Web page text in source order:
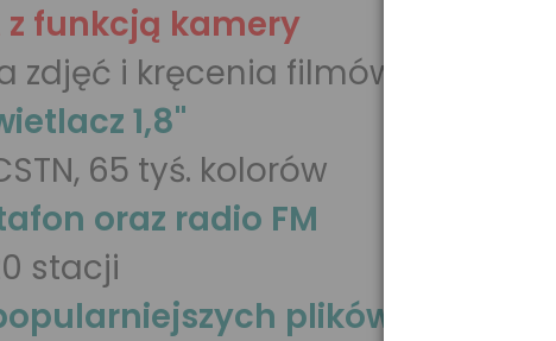
z funkcją kamery
zdjęć i kręcenia filmów
1,8"
65 tyś. kolorów
oraz radio FM
stacji
plików